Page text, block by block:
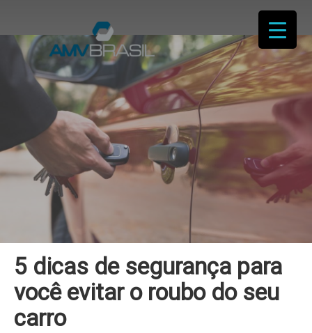
Blog da
seu
formato
o
c
u
:
5 dicas de segurança para
você evitar o roubo do seu
carro